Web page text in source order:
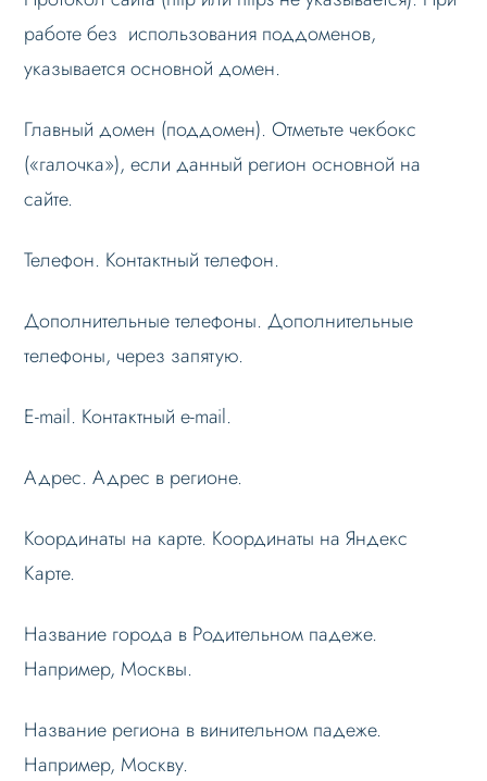
работе без использования поддоменов,
указывается основной домен.
Главный домен (поддомен). Отметьте чекбокс
(«галочка»), если данный регион основной на
сайте.
Телефон. Контактный телефон.
Дополнительные телефоны. Дополнительные
телефоны, через запятую.
E-mail. Контактный e-mail.
Адрес. Адрес в регионе.
Координаты на карте. Координаты на Яндекс
Карте.
Название города в Родительном падеже.
Например, Москвы.
Название региона в винительном падеже.
Например, Москву.